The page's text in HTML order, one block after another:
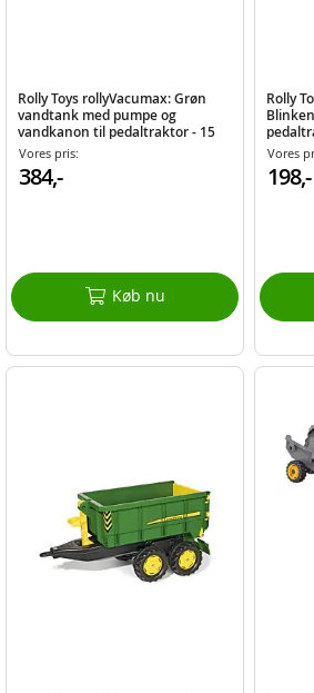
Rolly Toys rollyVacumax: Grøn
vandtank med pumpe og
vandkanon til pedaltraktor - 15
liter
Vores pris:
384,-
Køb nu
Rolly
Vores
198,-